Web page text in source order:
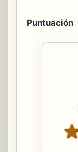
Puntuación